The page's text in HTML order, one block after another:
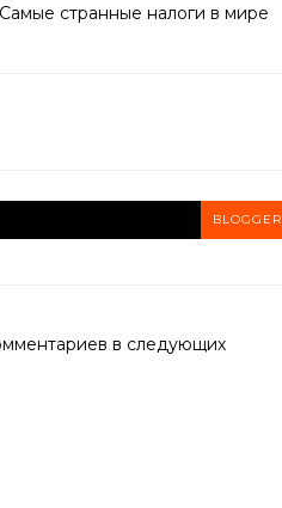
Самые странные налоги в мире
BLOGGER
в следующих